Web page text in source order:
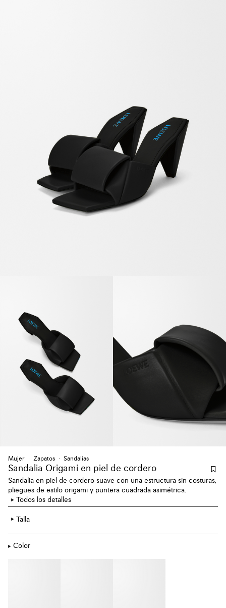
Mujer Zapatos Sandalias
Sandalia Origami en piel de cordero
Sandalia en piel de cordero suave con una estructura sin costuras,
pliegues de estilo origami y puntera cuadrada asimétrica.
Todos los detalles
Talla
Color